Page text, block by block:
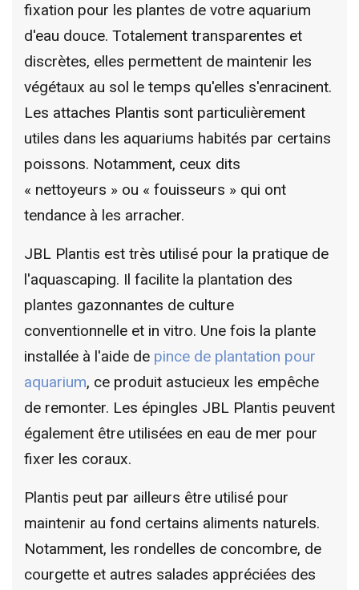
fixation pour les plantes de votre aquarium
d'eau douce. Totalement transparentes et
discrètes, elles permettent de maintenir les
végétaux au sol le temps qu'elles s'enracinent.
Les attaches Plantis sont particulièrement
utiles dans les aquariums habités par certains
poissons. Notamment, ceux dits
« nettoyeurs » ou « fouisseurs » qui ont
tendance à les arracher.
JBL Plantis est très utilisé pour la pratique de
l'aquascaping. Il facilite la plantation des
plantes gazonnantes de culture
conventionnelle et in vitro. Une fois la plante
installée à l'aide de pince de plantation pour
aquarium, ce produit astucieux les empêche
de remonter. Les épingles JBL Plantis peuvent
également être utilisées en eau de mer pour
fixer les coraux.
Plantis peut par ailleurs être utilisé pour
maintenir au fond certains aliments naturels.
Notamment, les rondelles de concombre, de
courgette et autres salades appréciées des